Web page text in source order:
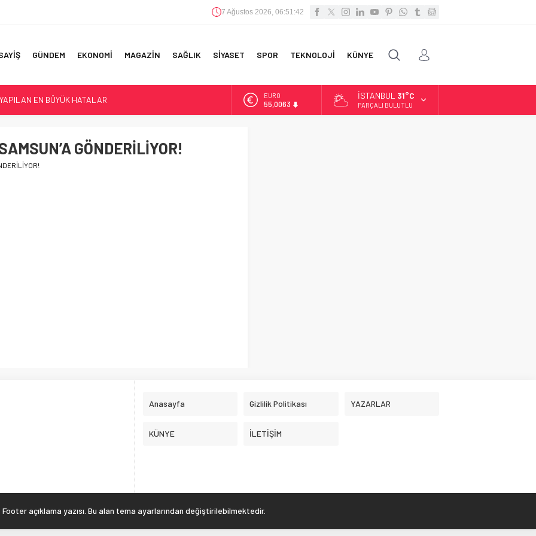
7 Ağustos 2026, 06:51:42
GÜNDEM EKONOMİ MAGAZİN SAĞLIK SİYASET SPOR TEKNOLOJİ KÜNYE
EN BÜYÜK HATALAR
EURO
55,0063
İSTANBUL 31°C
PARÇALI BULUTLU
GÖNDERİLİYOR!
Anasayfa Gizlilik Politikası YAZARLAR
KÜNYE İLETİŞİM
Footer açıklama yazısı. Bu alan tema ayarlarından değiştirilebilmektedir.